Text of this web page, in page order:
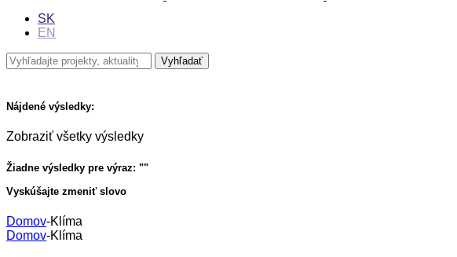
SK
EN
Nájdené výsledky:
Zobraziť všetky výsledky
Žiadne výsledky pre výraz: ""
Vyskúšajte zmeniť slovo
Domov-Klíma
Domov-Klíma